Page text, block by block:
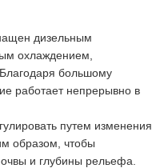
дизельным
охлаждением,
большому
работает непрерывно в
путем изменения
образом, чтобы
и глубины рельефа.